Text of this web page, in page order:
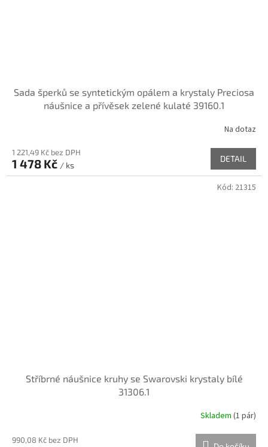
Sada šperků se syntetickým opálem a krystaly Preciosa
náušnice a přívěsek zelené kulaté 39160.1
Na dotaz
1 221,49 Kč bez DPH
1 478 Kč / ks
DETAIL
Stříbrné náušnice kruhy se Swarovski krystaly bílé
31306.1
Skladem (1 pár)
990,08 Kč bez DPH
Kód: 21315